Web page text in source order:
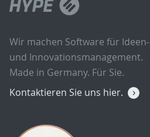
Wir machen Software für Ideen-
und Innovationsmanagement.
Made in Germany. Für Sie.
Kontaktieren Sie uns hier.